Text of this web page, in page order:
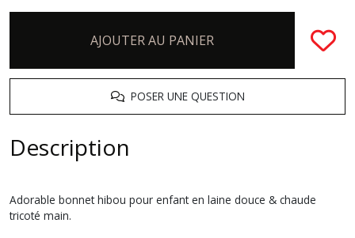
AJOUTER AU PANIER
POSER UNE QUESTION
Description
Adorable bonnet hibou pour enfant en laine douce & chaude
tricoté main.